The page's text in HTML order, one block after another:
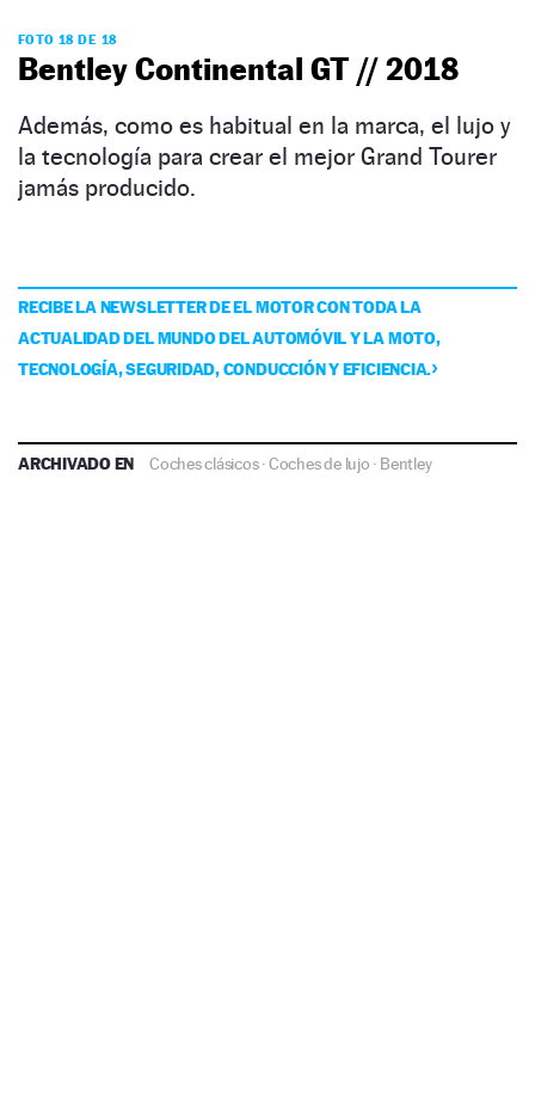
FOTO 18 DE 18
Bentley Continental GT // 2018
Además, como es habitual en la marca, el lujo y
la tecnología para crear el mejor Grand Tourer
jamás producido.
RECIBE LA NEWSLETTER DE EL MOTOR CON TODA LA
ACTUALIDAD DEL MUNDO DEL AUTOMÓVIL Y LA MOTO,
TECNOLOGÍA, SEGURIDAD, CONDUCCIÓN Y EFICIENCIA.
ARCHIVADO EN Coches clásicos·Coches de lujo · Bentley